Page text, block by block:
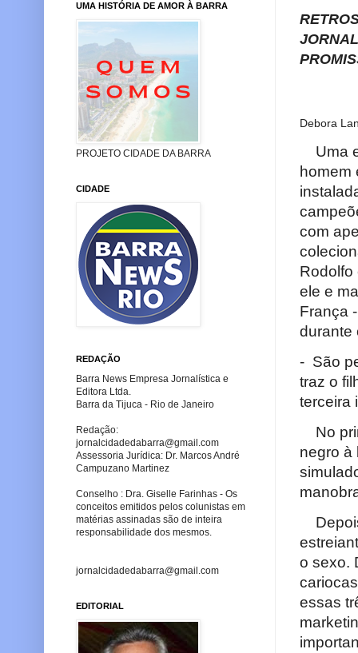
Debora
Uma
homem
com
Rodolfo
ele e
França
durante
- São
traz o
terceira
No
negro à
o sexo.
essas
UMA HISTÓRIA DE AMOR À BARRA
PROJETO CIDADE DA BARRA
CIDADE
REDAÇÃO
Barra News Empresa Jornalística e
Editora Ltda.
Barra da Tijuca - Rio de Janeiro
Redação:
jornalcidadedabarra@gmail.com
Assessoria Jurídica: Dr. Marcos André
Campuzano Martinez
Conselho : Dra. Giselle Farinhas - Os
conceitos emitidos pelos colunistas em
matérias assinadas são de inteira
responsabilidade dos mesmos.
jornalcidadedabarra@gmail.com
EDITORIAL